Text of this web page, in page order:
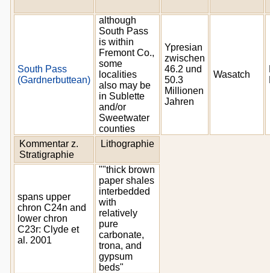
South Pass
(Gardnerbuttean)
although
South Pass
is within
Fremont Co.,
some
localities
also may be
in Sublette
and/or
Sweetwater
counties
Ypresian
zwischen
46.2 und
50.3
Millionen
Jahren
Wasatch
Kommentar z.
Stratigraphie
Lithographie
spans upper
chron C24n and
lower chron
C23r: Clyde et
al. 2001
""thick brown
paper shales
interbedded
with
relatively
pure
carbonate,
trona, and
gypsum
beds"